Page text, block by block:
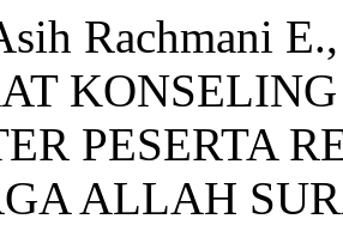
Rachmani
PESERTA
ALLAH